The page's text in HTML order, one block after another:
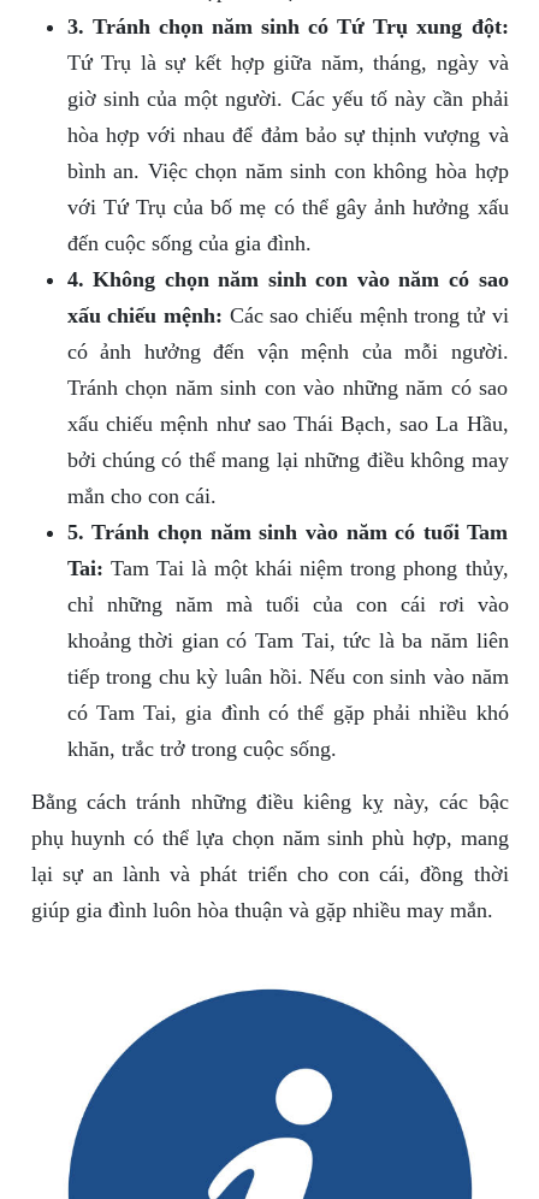
3. Tránh chọn năm sinh có Tứ Trụ xung đột:
Tứ Trụ là sự kết hợp giữa năm, tháng, ngày và
giờ sinh của một người. Các yếu tố này cần phải
hòa hợp với nhau để đảm bảo sự thịnh vượng và
bình an. Việc chọn năm sinh con không hòa hợp
với Tứ Trụ của bố mẹ có thể gây ảnh hưởng xấu
đến cuộc sống của gia đình.
4. Không chọn năm sinh con vào năm có sao
xấu chiếu mệnh: Các sao chiếu mệnh trong tử vi
có ảnh hưởng đến vận mệnh của mỗi người.
Tránh chọn năm sinh con vào những năm có sao
xấu chiếu mệnh như sao Thái Bạch, sao La Hầu,
bởi chúng có thể mang lại những điều không may
mắn cho con cái.
5. Tránh chọn năm sinh vào năm có tuổi Tam
Tai: Tam Tai là một khái niệm trong phong thủy,
chỉ những năm mà tuổi của con cái rơi vào
khoảng thời gian có Tam Tai, tức là ba năm liên
tiếp trong chu kỳ luân hồi. Nếu con sinh vào năm
có Tam Tai, gia đình có thể gặp phải nhiều khó
khăn, trắc trở trong cuộc sống.
Bằng cách tránh những điều kiêng kỵ này, các bậc
phụ huynh có thể lựa chọn năm sinh phù hợp, mang
lại sự an lành và phát triển cho con cái, đồng thời
giúp gia đình luôn hòa thuận và gặp nhiều may mắn.